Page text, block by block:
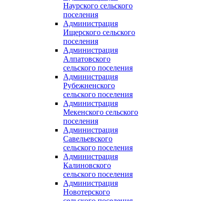
Наурского сельского
поселения
Администрация
Ищерского сельского
поселения
Администрация
Алпатовского
сельского поселения
Администрация
Рубежненского
сельского поселения
Администрация
Мекенского сельского
поселения
Администрация
Савельевского
сельского поселения
Администрация
Калиновского
сельского поселения
Администрация
Новотерского